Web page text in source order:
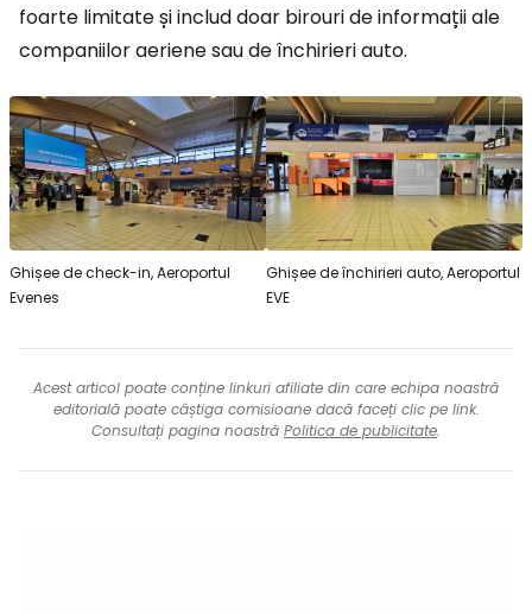
foarte limitate și includ doar birouri de informații ale
companiilor aeriene sau de închirieri auto.
Ghișee de check-in, Aeroportul
Evenes
Ghișee de închirieri auto, Aeroportul
EVE
Acest articol poate conține linkuri afiliate din care echipa noastră
editorială poate câștiga comisioane dacă faceți clic pe link.
Consultați pagina noastră Politica de publicitate.